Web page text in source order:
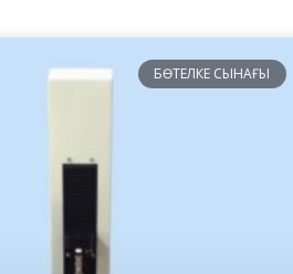
БӨТЕЛКЕ СЫНАҒЫ